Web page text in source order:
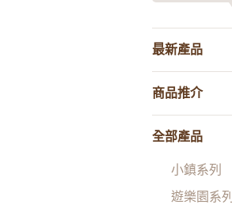
最新產品
商品推介
全部產品
小鎮系列
遊樂園系列